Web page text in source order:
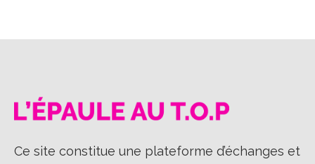
Ce site constitue une plateforme d’échanges et